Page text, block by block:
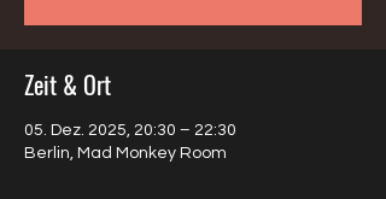
Zeit & Ort
05. Dez. 2025, 20:30 – 22:30
Berlin, Mad Monkey Room